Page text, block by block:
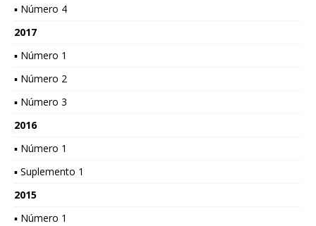
▪ Número 4
2017
▪ Número 1
▪ Número 2
▪ Número 3
2016
▪ Número 1
▪ Suplemento 1
2015
▪ Número 1